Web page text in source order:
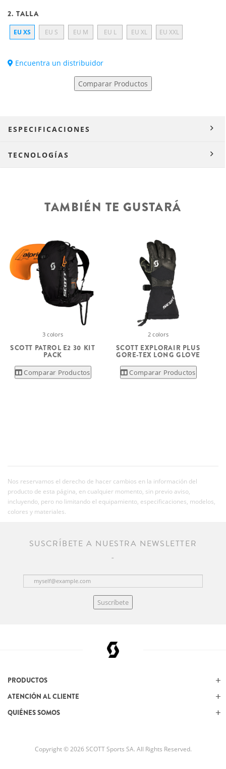
2. TALLA
EU XS EU S EU M EU L EU XL EU XXL
Encuentra un distribuidor
Comparar Productos
ESPECIFICACIONES
TECNOLOGÍAS
TAMBIÉN TE GUSTARÁ
3 colors
SCOTT PATROL E2 30 KIT
PACK
Comparar Productos
2 colors
SCOTT EXPLORAIR PLUS
GORE-TEX LONG GLOVE
Comparar Productos
Nos reservamos el derecho de hacer cambios en la información del
producto de esta página, en cualquier momento, sin previo aviso,
incluyendo, pero no limitando el equipamiento, especificaciones, modelos,
colores y materiales.
SUSCRÍBETE A NUESTRA NEWSLETTER
Suscríbete
PRODUCTOS
ATENCIÓN AL CLIENTE
QUIÉNES SOMOS
Copyright © 2026 SCOTT Sports SA. All Rights Reserved.